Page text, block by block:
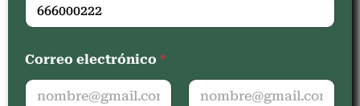
Correo electrónico *